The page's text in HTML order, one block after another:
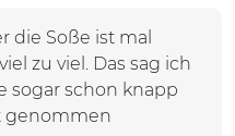
die Soße ist mal
zu viel. Das sag ich
sogar schon knapp
genommen